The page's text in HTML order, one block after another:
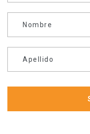
Nombre
Apellido